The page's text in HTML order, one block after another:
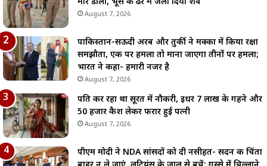
August 7, 2026
पाकिस्तान-सऊदी अरब और तुर्की ने मक्का में किया रक्षा
समझौता, एक पर हमला तो माना जाएगा तीनों पर हमला;
भारत ने कहा- हमारी नजर है
August 7, 2026
पति कर रहा था सूरत में नौकरी, इधर 7 लाख के गहने और
50 हजार कैश लेकर फरार हुई पत्नी
August 7, 2026
पीएम मोदी ने NDA सांसदों को दी नसीहत- सदन की चिंता